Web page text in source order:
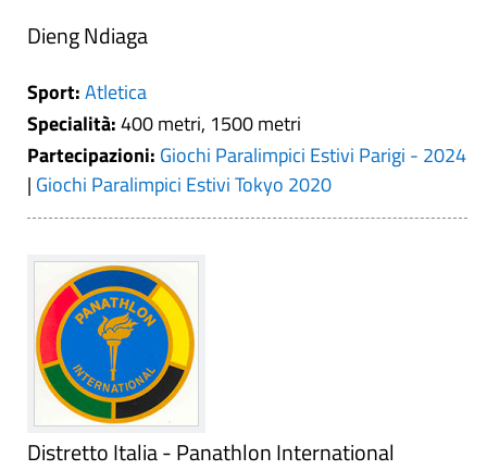
Dieng Ndiaga
Sport:Atletica
Specialità:400 metri, 1500 metri
Partecipazioni: Giochi Paralimpici Estivi Parigi - 2024
| Giochi Paralimpici Estivi Tokyo 2020
Distretto Italia - Panathlon International